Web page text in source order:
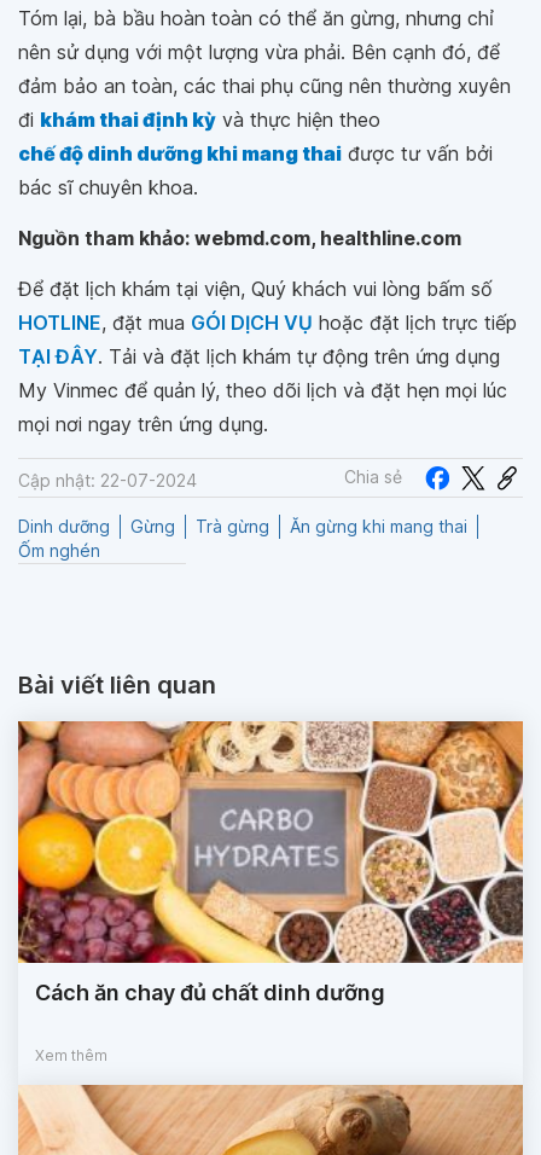
Tóm lại, bà bầu hoàn toàn có thể ăn gừng, nhưng chỉ
nên sử dụng với một lượng vừa phải. Bên cạnh đó, để
đảm bảo an toàn, các thai phụ cũng nên thường xuyên
đi khám thai định kỳ và thực hiện theo
chế độ dinh dưỡng khi mang thai được tư vấn bởi
bác sĩ chuyên khoa.
Nguồn tham khảo: webmd.com, healthline.com
Để đặt lịch khám tại viện, Quý khách vui lòng bấm số
HOTLINE, đặt mua GÓI DỊCH VỤ hoặc đặt lịch trực tiếp
TẠI ĐÂY. Tải và đặt lịch khám tự động trên ứng dụng
My Vinmec để quản lý, theo dõi lịch và đặt hẹn mọi lúc
mọi nơi ngay trên ứng dụng.
Cập nhật: 22-07-2024 Chia sẻ
Dinh dưỡng Gừng Trà gừng
Ăn gừng khi mang thai
Ốm nghén
Bài viết liên quan
Cách ăn chay đủ chất dinh dưỡng
Xem thêm